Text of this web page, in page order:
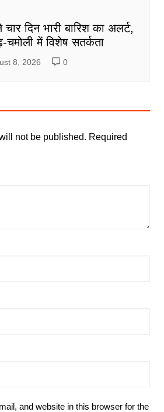
दिन भारी बारिश का अलर्ट,
चमोली में विशेष सतर्कता
8, 2026 0
not be published. Required
and website in this browser for the